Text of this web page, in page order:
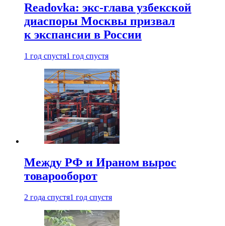
Readovka: экс-глава узбекской
диаспоры Москвы призвал
к экспансии в России
1 год спустя1 год спустя
Между РФ и Ираном вырос
товарооборот
2 года спустя1 год спустя